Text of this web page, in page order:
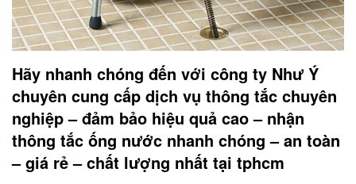
Hãy nhanh chóng đến với công ty Như Ý
chuyên cung cấp dịch vụ thông tắc chuyên
nghiệp – đảm bảo hiệu quả cao – nhận
thông tắc ống nước nhanh chóng – an toàn
– giá rẻ – chất lượng nhất tại tphcm